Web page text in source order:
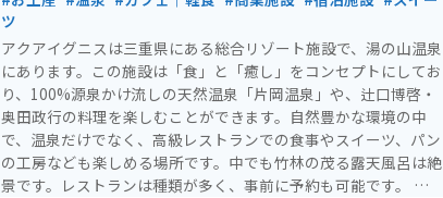
ツ
アクアイグニスは三重県にある総合リゾート施設で、湯の山温泉
にあります。この施設は「食」と「癒し」をコンセプトにしてお
り、100%源泉かけ流しの天然温泉「片岡温泉」や、辻口博啓・
奥田政行の料理を楽しむことができます。自然豊かな環境の中
で、温泉だけでなく、高級レストランでの食事やスイーツ、パン
の工房なども楽しめる場所です。中でも竹林の茂る露天風呂は絶
景です。レストランは種類が多く、事前に予約も可能です。 ま